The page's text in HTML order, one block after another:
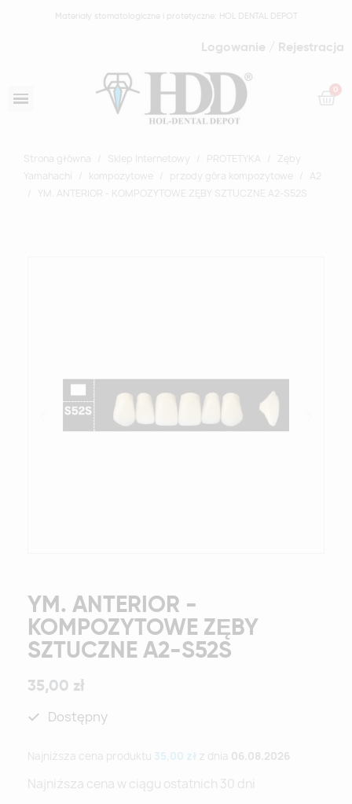
Materiały stomatologiczne i protetyczne: HOL DENTAL DEPOT
Logowanie / Rejestracja
Strona główna Sklep Internetowy PROTETYKA
Zęby
Yamahachi
kompozytowe przody góra kompozytowe
A2
YM. ANTERIOR - KOMPOZYTOWE ZĘBY SZTUCZNE A2-S52S
YM. ANTERIOR -
KOMPOZYTOWE ZĘBY
SZTUCZNE A2-S52S
35,00 zł
Dostępny
Najniższa cena produktu 35,00 zł z dnia 06.08.2026
Najniższa cena w ciągu ostatnich 30 dni